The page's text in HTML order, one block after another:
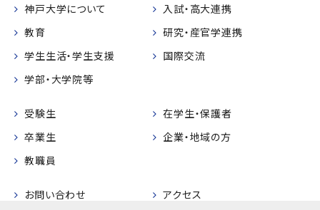
神戸大学について
入試・高大連携
教育
研究・産官学連携
学生生活・学生支援
国際交流
学部・大学院等
受験生
在学生・保護者
卒業生
企業・地域の方
教職員
お問い合わせ
アクセス